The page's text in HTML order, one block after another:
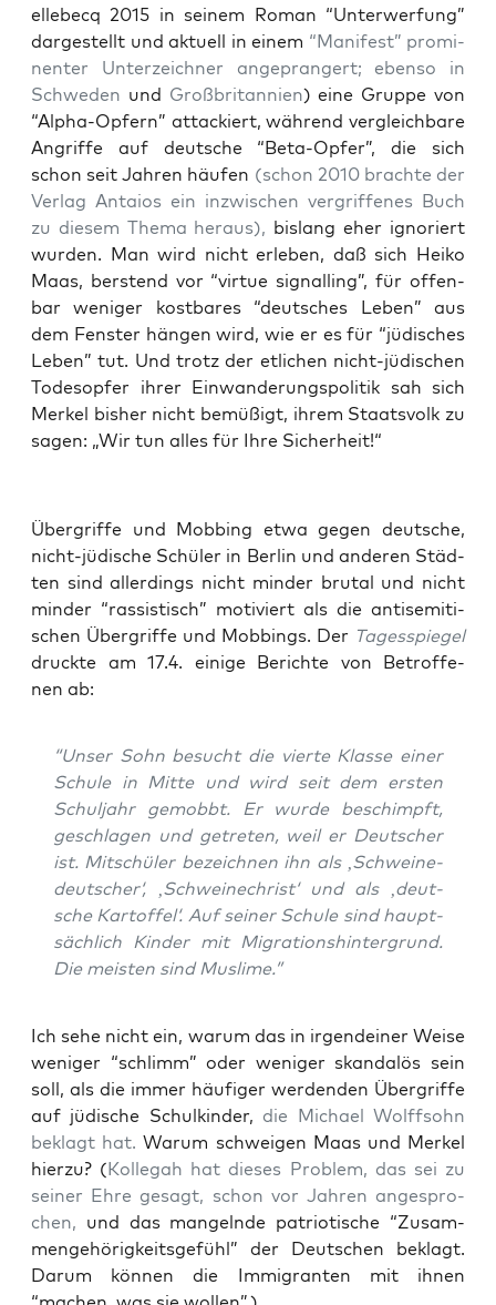
el­le­becq 2015 in sei­nem Roman “Unter­wer­fung”
dar­ge­stellt und aktu­ell in einem “Mani­fest” pro­mi­
nen­ter Unter­zeich­ner ange­pran­gert;
eben­so in
Schwe­den und Groß­bri­tan­ni­en) eine Grup­pe von
“Alpha-Opfern” atta­ckiert, wäh­rend ver­gleich­ba­re
Angrif­fe auf deut­sche “Beta-Opfer”, die sich
schon seit Jah­ren häu­fen (schon 2010 brach­te der
Ver­lag Antai­os ein inzwi­schen ver­grif­fe­nes Buch
zu die­sem The­ma her­aus), bis­lang eher igno­riert
wur­den. Man wird nicht erle­ben, daß sich Hei­ko
Maas, bers­tend vor “vir­tue signal­ling”, für offen­
bar weni­ger kost­ba­res “deut­sches Leben” aus
dem Fens­ter hän­gen wird, wie er es für “jüdi­sches
Leben” tut. Und trotz der etli­chen nicht-jüdi­schen
Todes­op­fer ihrer Ein­wan­de­rungs­po­li­tik sah sich
Mer­kel bis­her nicht bemü­ßigt, ihrem Staats­volk zu
sagen: „Wir tun alles für Ihre Sicherheit!“
Über­grif­fe und Mob­bing etwa gegen deut­sche,
nicht-jüdi­sche Schü­ler in Ber­lin und ande­ren Städ­
ten sind aller­dings nicht min­der bru­tal und nicht
min­der “ras­sis­tisch” moti­viert als die anti­se­mi­ti­
schen Über­grif­fe und Mob­bings. Der Tages­spie­gel
druck­te am 17.4. eini­ge Berich­te von Betrof­fe­
nen ab:
“Unser Sohn besucht die vier­te Klas­se einer
Schu­le in Mit­te und wird seit dem ers­ten
Schul­jahr gemobbt. Er wur­de beschimpft,
geschla­gen und getre­ten, weil er Deut­scher
ist. Mit­schü­ler bezeich­nen ihn als ‚Schwei­ne­
deut­scher‘, ‚Schwei­ne­christ‘ und als ‚deut­
sche Kar­tof­fel‘. Auf sei­ner Schu­le sind haupt­
säch­lich Kin­der mit Migra­ti­ons­hin­ter­grund.
Die meis­ten sind Muslime.”
Ich sehe nicht ein, war­um das in irgend­ei­ner Wei­se
weni­ger “schlimm” oder weni­ger skan­da­lös sein
soll, als die immer häu­fi­ger wer­den­den Über­grif­fe
auf jüdi­sche Schul­kin­der, die Micha­el Wolff­sohn
beklagt hat. War­um schwei­gen Maas und Mer­kel
hier­zu? (Kol­le­gah hat die­ses Pro­blem, das sei zu
sei­ner Ehre gesagt, schon vor Jah­ren ange­spro­
chen, und das man­geln­de patrio­ti­sche “Zusam­
men­ge­hö­rig­keits­ge­fühl” der Deut­schen beklagt.
Dar­um kön­nen die Immi­gran­ten mit ihnen